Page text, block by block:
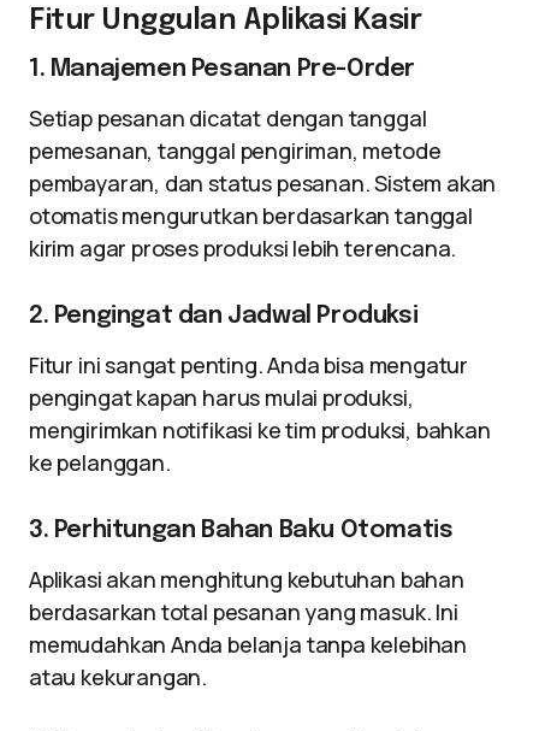
Fitur Unggulan Aplikasi Kasir
1. Manajemen Pesanan Pre-Order
Setiap pesanan dicatat dengan tanggal
pemesanan, tanggal pengiriman, metode
pembayaran, dan status pesanan. Sistem akan
otomatis mengurutkan berdasarkan tanggal
kirim agar proses produksi lebih terencana.
2. Pengingat dan Jadwal Produksi
Fitur ini sangat penting. Anda bisa mengatur
pengingat kapan harus mulai produksi,
mengirimkan notifikasi ke tim produksi, bahkan
ke pelanggan.
3. Perhitungan Bahan Baku Otomatis
Aplikasi akan menghitung kebutuhan bahan
berdasarkan total pesanan yang masuk. Ini
memudahkan Anda belanja tanpa kelebihan
atau kekurangan.